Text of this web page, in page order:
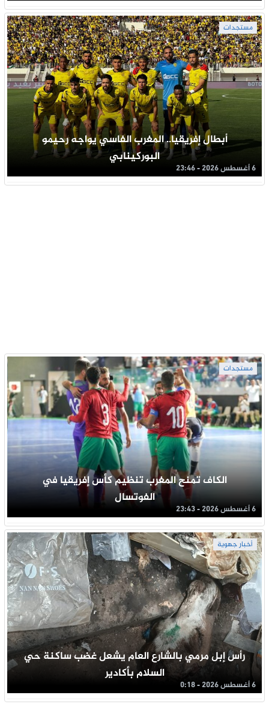
مستجدات
أبطال إفريقيا.. المغرب الفاسي يواجه رحيمو
البوركينابي
6 أغسطس 2026 - 23:46
مستجدات
الكاف تمنح المغرب تنظيم كأس إفريقيا في
الفوتسال
6 أغسطس 2026 - 23:43
أخبار جهوية
رأس إبل مرمي بالشارع العام يشعل غضب ساكنة حي
السلام بأكادير
6 أغسطس 2026 - 0:18